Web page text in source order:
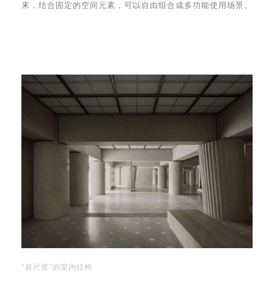
来，结合固定的空间元素，可以自由组合成多功能使用场景。
“超尺度”的室内结构